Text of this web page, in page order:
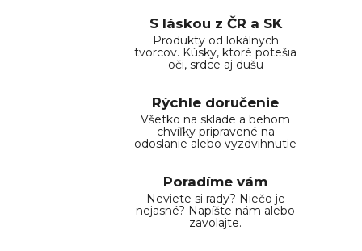
S láskou z ČR a SK
Produkty od lokálnych
tvorcov. Kúsky, ktoré potešia
oči, srdce aj dušu
Rýchle doručenie
Všetko na sklade a behom
chvíľky pripravené na
odoslanie alebo vyzdvihnutie
Poradíme vám
Neviete si rady? Niečo je
nejasné? Napíšte nám alebo
zavolajte.